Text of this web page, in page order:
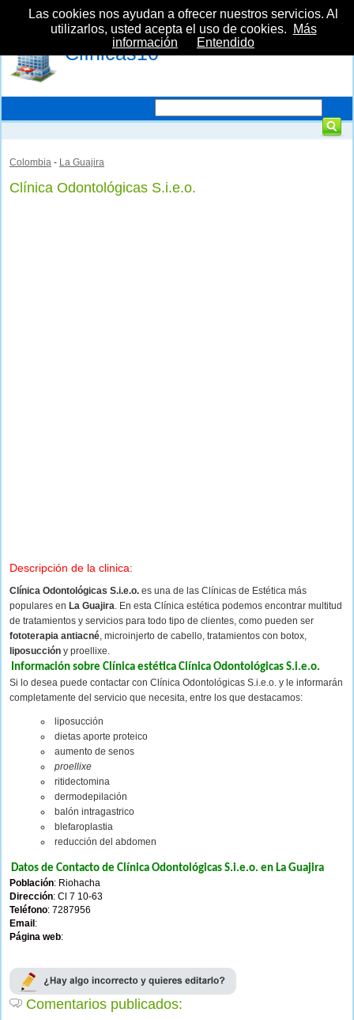
Clínicas10
Colombia - La Guajira
Clínica Odontológicas S.i.e.o.
Descripción de la clinica:
Clínica Odontológicas S.i.e.o. es una de las Clínicas de Estética más
populares en La Guajira. En esta Clínica estética podemos encontrar multitud
de tratamientos y servicios para todo tipo de clientes, como pueden ser
fototerapia antiacné, microinjerto de cabello, tratamientos con botox,
liposucción y proellixe.
Información sobre Clínica estética Clínica Odontológicas S.i.e.o.
Si lo desea puede contactar con Clínica Odontológicas S.i.e.o. y le informarán
completamente del servicio que necesita, entre los que destacamos:
liposucción
dietas aporte proteico
aumento de senos
proellixe
ritidectomina
dermodepilación
balón intragastrico
blefaroplastia
reducción del abdomen
Datos de Contacto de Clínica Odontológicas S.i.e.o. en La Guajira
Población: Riohacha
Dirección: Cl 7 10-63
Teléfono: 7287956
Email :
Página web:
Comentarios publicados:
Las cookies nos ayudan a ofrecer nuestros servicios. Al
utilizarlos, usted acepta el uso de cookies.
Más
información
Entendido